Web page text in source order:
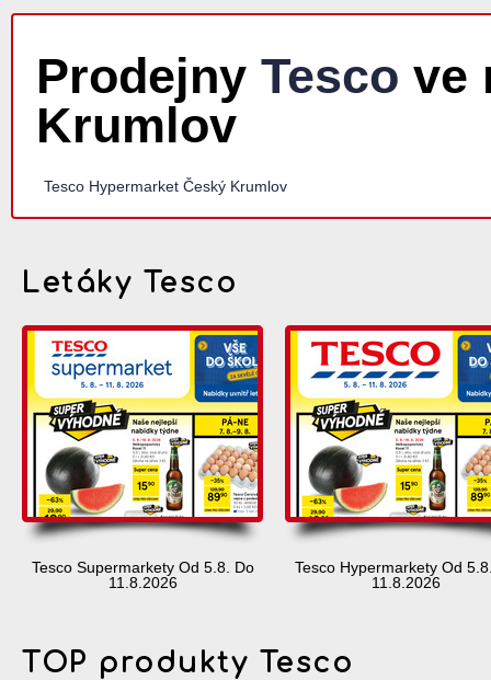
Prodejny Tesco ve
Krumlov
Tesco Hypermarket Český Krumlov
Letáky Tesco
Tesco Supermarkety Od 5.8. Do
11.8.2026
Tesco Hypermarkety Od
11.8.2026
TOP produkty Tesco